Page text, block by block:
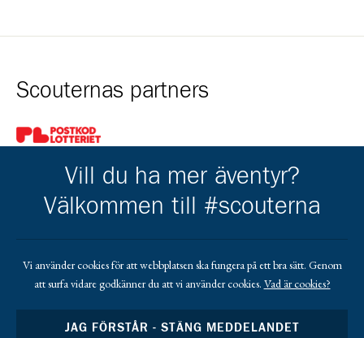
Scouternas partners
Gå till pl_50
Kårens partners
Gå till https://www.facebook.com/
Gå till https://lindgrenisandby.com/
Gå till https://Gå till https://sparbankenskane.se/
Vill du ha mer äventyr?
Välkommen till #scouterna
Vi använder cookies för att webbplatsen ska fungera på ett bra sätt. Genom
att surfa vidare godkänner du att vi använder cookies. Vad är cookies?
JAG FÖRSTÅR - STÄNG MEDDELANDET